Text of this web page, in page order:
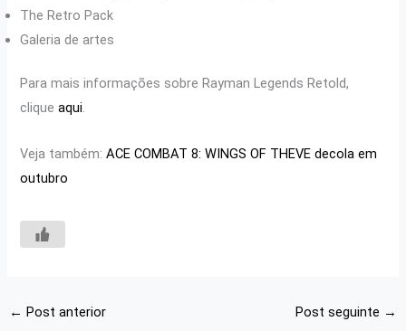
The Retro Pack
Galeria de artes
Para mais informações sobre Rayman Legends Retold,
cliqueaqui.
Veja também:ACE COMBAT 8: WINGS OF THEVE decola em
outubro
← Post anterior Post seguinte →